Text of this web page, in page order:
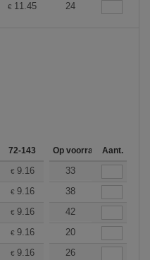
€ 11.45 10.57
24
72-143 144-287 288 + Meer
Op voorraadAant.
€ 9.16 8.45
33
€ 9.16 8.45
38
€ 9.16 8.45
42
€ 9.16 8.45
20
€ 9.16 8.45
26